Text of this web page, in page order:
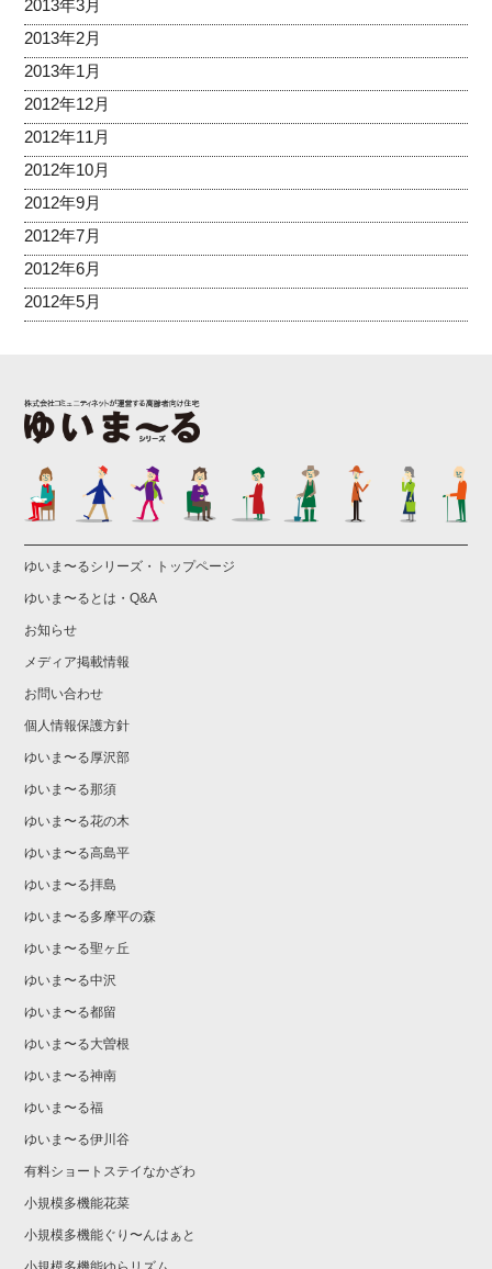
2013年3月
2013年2月
2013年1月
2012年12月
2012年11月
2012年10月
2012年9月
2012年7月
2012年6月
2012年5月
ゆいま〜るシリーズ・トップページ
ゆいま〜るとは・Q&A
お知らせ
メディア掲載情報
お問い合わせ
個人情報保護方針
ゆいま〜る厚沢部
ゆいま〜る那須
ゆいま〜る花の木
ゆいま〜る高島平
ゆいま〜る拝島
ゆいま〜る多摩平の森
ゆいま〜る聖ヶ丘
ゆいま〜る中沢
ゆいま〜る都留
ゆいま〜る大曽根
ゆいま〜る神南
ゆいま〜る福
ゆいま〜る伊川谷
有料ショートステイなかざわ
小規模多機能花菜
小規模多機能ぐり〜んはぁと